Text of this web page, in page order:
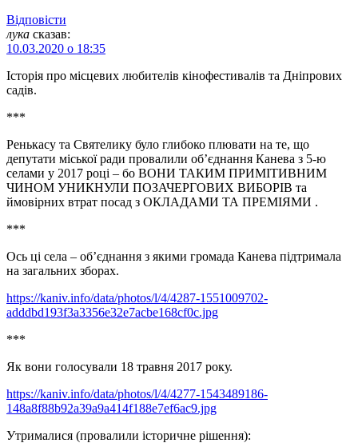
Відповіcти
лука сказав:
10.03.2020 о 18:35
Історія про місцевих любителів кінофестивалів та Дніпрових
садів.
***
Ренькасу та Святелику було глибоко плювати на те, що
депутати міської ради провалили об’єднання Канева з 5-ю
селами у 2017 році – бо ВОНИ ТАКИМ ПРИМІТИВНИМ
ЧИНОМ УНИКНУЛИ ПОЗАЧЕРГОВИХ ВИБОРІВ та
ймовірних втрат посад з ОКЛАДАМИ ТА ПРЕМІЯМИ .
***
Ось ці села – об’єднання з якими громада Канева підтримала
на загальних зборах.
https://kaniv.info/data/photos/l/4/4287-1551009702-
adddbd193f3a3356e32e7acbe168cf0c.jpg
***
Як вони голосували 18 травня 2017 року.
https://kaniv.info/data/photos/l/4/4277-1543489186-
148a8f88b92a39a9a414f188e7ef6ac9.jpg
Утрималися (провалили історичне рішення):